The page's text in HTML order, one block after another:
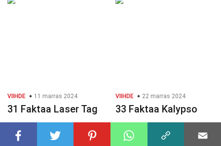
VIIHDE 11 marras 2024
31 Faktaa Laser Tag
VIIHDE 22 marras 2024
33 Faktaa Kalypso